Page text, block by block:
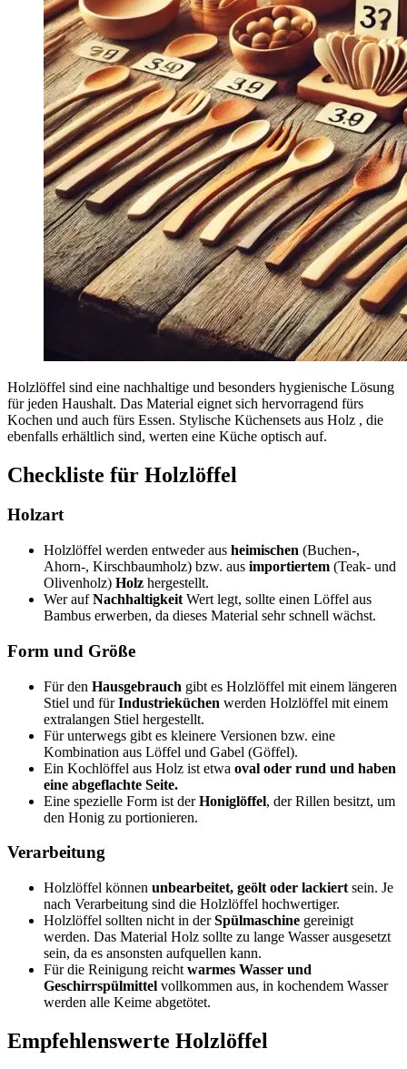
Holzlöffel sind eine nachhaltige und besonders hygienische Lösung
für jeden Haushalt. Das Material eignet sich hervorragend fürs
Kochen und auch fürs Essen. Stylische Küchensets aus Holz , die
ebenfalls erhältlich sind, werten eine Küche optisch auf.
Checkliste für Holzlöffel
Holzart
Holzlöffel werden entweder aus heimischen (Buchen-,
Ahorn-, Kirschbaumholz) bzw. aus importiertem (Teak- und
Olivenholz) Holz hergestellt.
Wer aufNachhaltigkeit Wert legt, sollte einen Löffel aus
Bambus erwerben, da dieses Material sehr schnell wächst.
Form und Größe
Für den Hausgebrauch gibt es Holzlöffel mit einem längeren
Stiel und fürIndustrieküchen werden Holzlöffel mit einem
extralangen Stiel hergestellt.
Für unterwegs gibt es kleinere Versionen bzw. eine
Kombination aus Löffel und Gabel (Göffel).
Ein Kochlöffel aus Holz ist etwa oval oder rund und haben
eine abgeflachte Seite.
Eine spezielle Form ist derHoniglöffel, der Rillen besitzt, um
den Honig zu portionieren.
Verarbeitung
Holzlöffel können unbearbeitet, geölt oder lackiert sein. Je
nach Verarbeitung sind die Holzlöffel hochwertiger.
Holzlöffel sollten nicht in derSpülmaschine gereinigt
werden. Das Material Holz sollte zu lange Wasser ausgesetzt
sein, da es ansonsten aufquellen kann.
Für die Reinigung reicht warmes Wasser und
Geschirrspülmittel vollkommen aus, in kochendem Wasser
werden alle Keime abgetötet.
Empfehlenswerte Holzlöffel